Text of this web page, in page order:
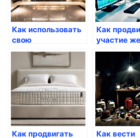
Как использовать
свою
креативность
через госуслуги
Как
участие
госуслугах
Как продвигать
Как вести